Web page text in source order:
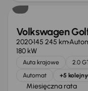
Volkswagen
2020145 245 km
180 kW
Auta krajowe 2.0
Automat
+5
Miesięczna rata